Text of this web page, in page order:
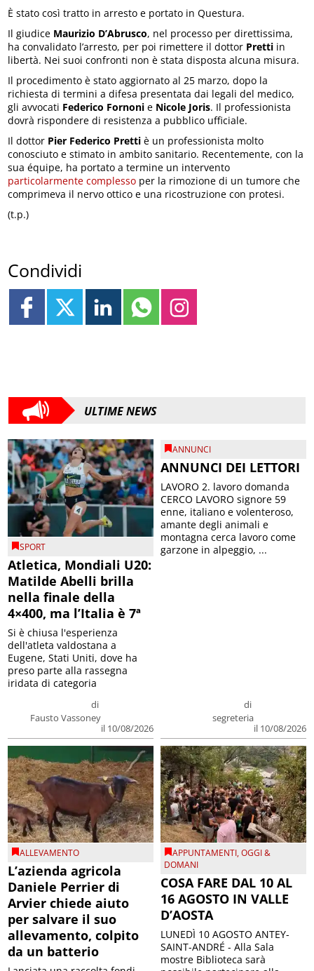
È stato così tratto in arresto e portato in Questura.
Il giudice Maurizio D’Abrusco, nel processo per direttissima,
ha convalidato l’arresto, per poi rimettere il dottor Pretti in
libertà. Nei suoi confronti non è stata disposta alcuna misura.
Il procedimento è stato aggiornato al 25 marzo, dopo la
richiesta di termini a difesa presentata dai legali del medico,
gli avvocati Federico Fornoni e Nicole Joris. Il professionista
dovrà rispondere di resistenza a pubblico ufficiale.
Il dottor Pier Federico Pretti è un professionista molto
conosciuto e stimato in ambito sanitario. Recentemente, con la
sua équipe, ha portato a termine un intervento
particolarmente complesso per la rimozione di un tumore che
comprimeva il nervo ottico e una ricostruzione con protesi.
(t.p.)
Condividi
ULTIME NEWS
SPORT
Atletica, Mondiali U20:
Matilde Abelli brilla
nella finale della
4×400, ma l’Italia è 7ª
di
Fausto Vassoney
il 10/08/2026
Si è chiusa l'esperienza
dell'atleta valdostana a
Eugene, Stati Uniti, dove ha
preso parte alla rassegna
iridata di categoria
ANNUNCI
ANNUNCI DEI LETTORI
di
segreteria
il 10/08/2026
LAVORO 2. lavoro domanda
CERCO LAVORO signore 59
enne, italiano e volenteroso,
amante degli animali e
montagna cerca lavoro come
garzone in alpeggio, ...
ALLEVAMENTO
L’azienda agricola
Daniele Perrier di
Arvier chiede aiuto
per salvare il suo
allevamento, colpito
da un batterio
APPUNTAMENTI,OGGI &
DOMANI
COSA FARE DAL 10 AL
16 AGOSTO IN VALLE
D’AOSTA
LUNEDÌ 10 AGOSTO ANTEY-
SAINT-ANDRÉ - Alla Sala
mostre Biblioteca sarà